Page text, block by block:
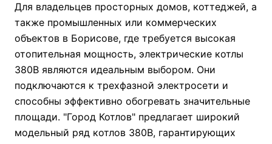
Для владельцев просторных домов, коттеджей, а
также промышленных или коммерческих
объектов в Борисове, где требуется высокая
отопительная мощность, электрические котлы
380В являются идеальным выбором. Они
подключаются к трехфазной электросети и
способны эффективно обогревать значительные
площади. "Город Котлов" предлагает широкий
модельный ряд котлов 380В, гарантирующих